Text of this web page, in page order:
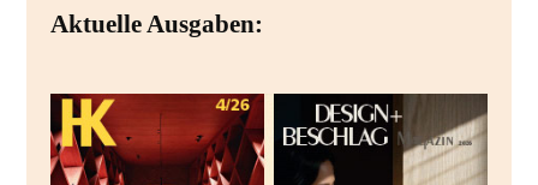
Aktuelle Ausgaben: